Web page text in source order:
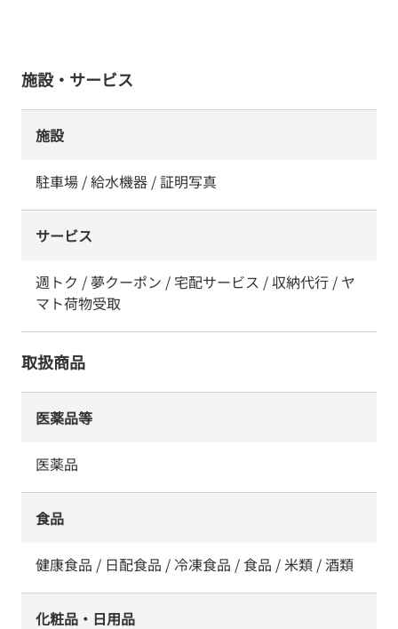
施設・サービス
施設
駐車場 / 給水機器 / 証明写真
サービス
週トク / 夢クーポン / 宅配サービス / 収納代行 / ヤ
マト荷物受取
取扱商品
医薬品等
医薬品
食品
健康食品 / 日配食品 / 冷凍食品 / 食品 / 米類 / 酒類
化粧品・日用品